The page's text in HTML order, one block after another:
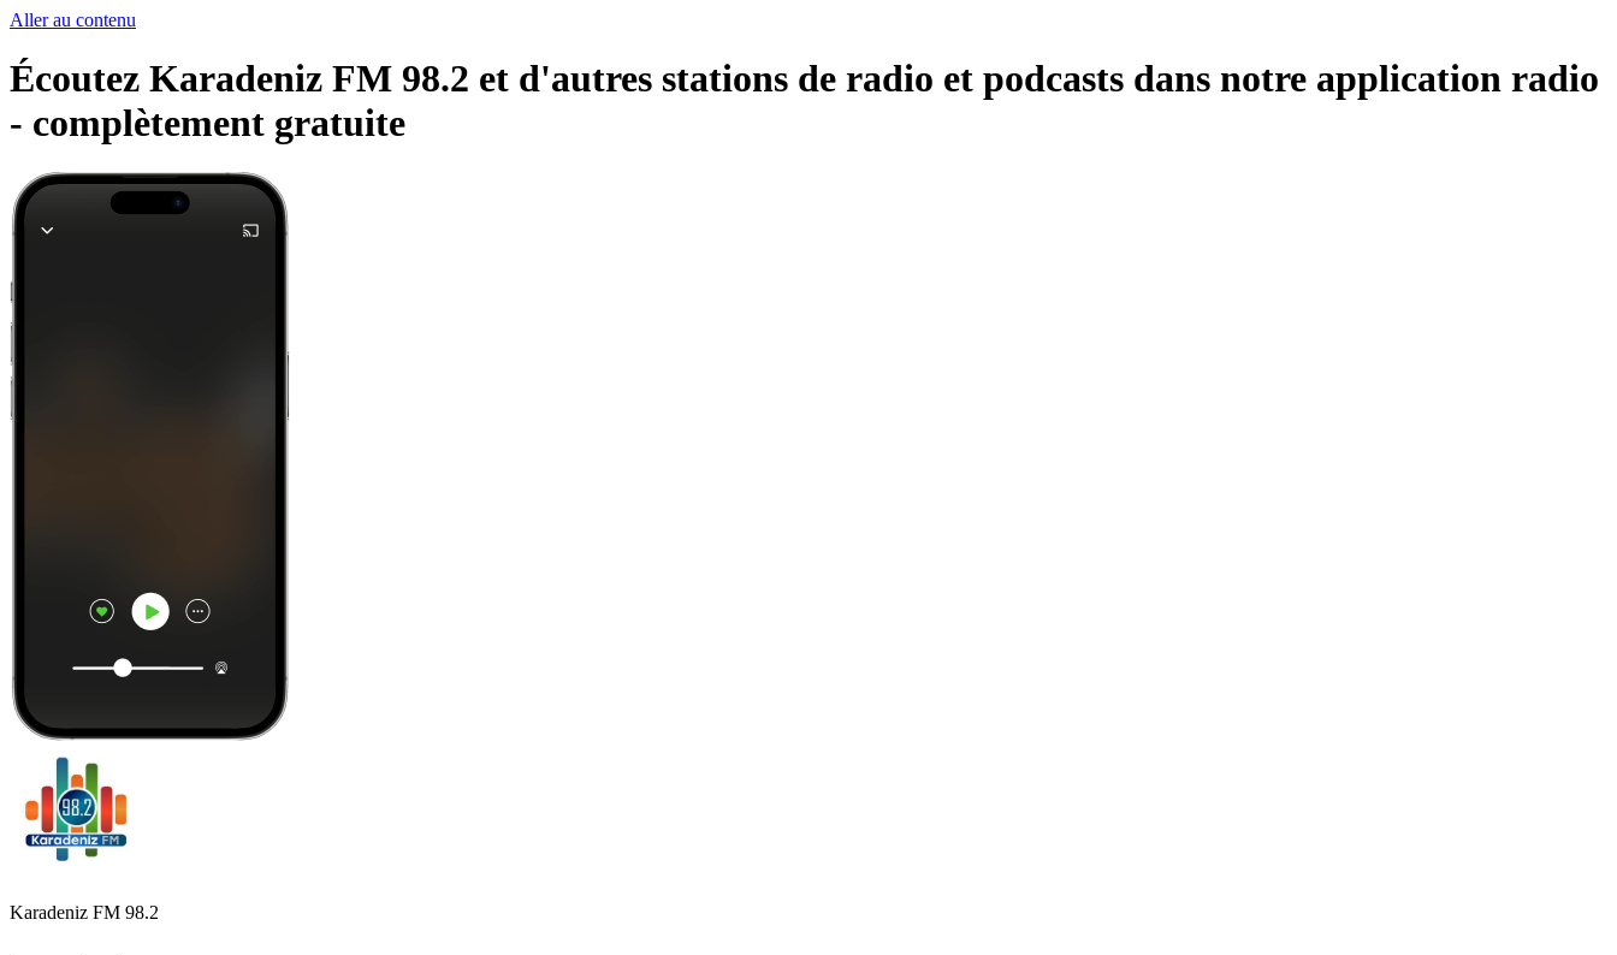
Aller au contenu
Écoutez Karadeniz FM 98.2 et d'autres stations de radio et podcasts dans notre application radio
- complètement gratuite
Karadeniz FM 98.2